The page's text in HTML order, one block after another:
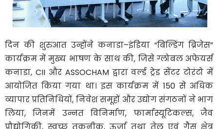
दिन की शुरुआत उन्होंने कनाडा–इंडिया “बिल्डिंग ब्रिजेस”
कार्यक्रम में मुख्य भाषण के साथ की, जिसे ग्लोबल अफेयर्स
कनाडा, CII और ASSOCHAM द्वारा वर्ल्ड ट्रेड सेंटर टोरंटो में
आयोजित किया गया था। इस कार्यक्रम में 150 से अधिक
व्यापार प्रतिनिधियों, निवेश समूहों और उद्योग संगठनों ने भाग
लिया, जिनमें उन्नत विनिर्माण, फार्मास्यूटिकल्स, जैव
प्रौद्योगिकी, स्वच्छ तकनीक, ऊर्जा तथा तेल एवं गैस क्षेत्र